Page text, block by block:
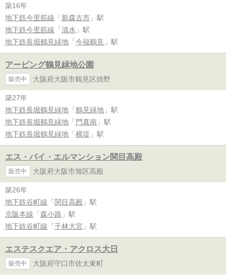
築16年
地下鉄今里筋線 「 新森古市 」駅
地下鉄今里筋線 「 清水 」駅
地下鉄長堀鶴見緑地 「 今福鶴見 」駅
アービング鶴見緑地公園
販売中 大阪府大阪市鶴見区焼野
築27年
地下鉄長堀鶴見緑地 「 鶴見緑地 」駅
地下鉄長堀鶴見緑地 「 門真南 」駅
地下鉄長堀鶴見緑地 「 横堤 」駅
エス・バイ・エルマンション関目高殿
販売中 大阪府大阪市旭区高殿
築26年
地下鉄谷町線 「 関目高殿 」駅
京阪本線 「 森小路 」駅
地下鉄谷町線 「 千林大宮 」駅
エステスクエア・アクロス大日
販売中 大阪府守口市佐太東町